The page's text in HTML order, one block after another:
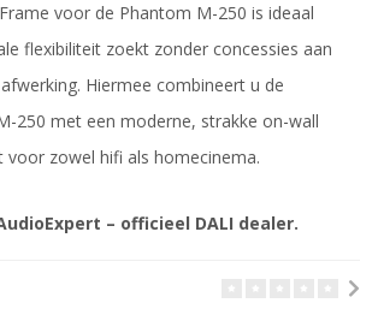
voor de Phantom M-250 is ideaal
flexibiliteit zoekt zonder concessies aan
Hiermee combineert u de
250 met een moderne, strakke on-wall
zowel hifi als homecinema.
– officieel DALI dealer.